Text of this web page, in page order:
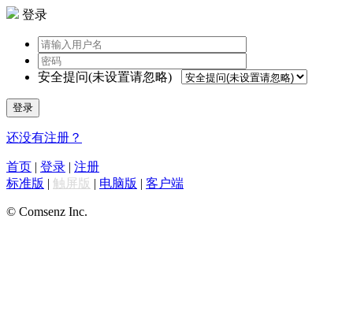
登录
安全提问(未设置请忽略)
登录
还没有注册？
首页 | 登录 | 注册
标准版 | 触屏版 | 电脑版 | 客户端
© Comsenz Inc.